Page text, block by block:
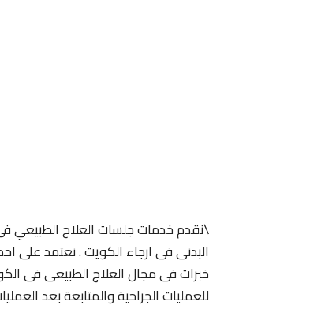
\نقدم خدمات جلسات العلاج الطبيعي
البدنى فى ارجاء الكويت . نعتمد على
خبرات فى مجال العلاج الطبيعى فى
للعمليات الجراحية والمتابعة بعد